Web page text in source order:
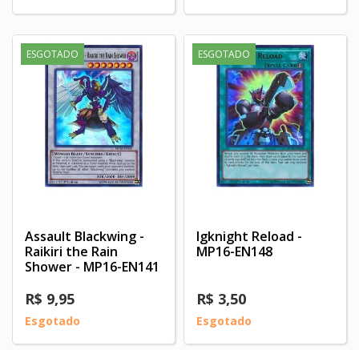
ESGOTADO
Assault Blackwing -
Raikiri the Rain
Shower - MP16-EN141
R$ 9,95
Esgotado
ESGOTADO
Igknight Reload -
MP16-EN148
R$ 3,50
Esgotado